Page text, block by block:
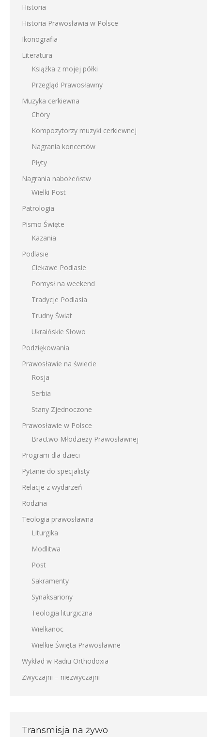
Historia
Historia Prawosławia w Polsce
Ikonografia
Literatura
Książka z mojej półki
Przegląd Prawosławny
Muzyka cerkiewna
Chóry
Kompozytorzy muzyki cerkiewnej
Nagrania koncertów
Płyty
Nagrania nabożeństw
Wielki Post
Patrologia
Pismo Święte
Kazania
Podlasie
Ciekawe Podlasie
Pomysł na weekend
Tradycje Podlasia
Trudny Świat
Ukraińskie Słowo
Podziękowania
Prawosławie na świecie
Rosja
Serbia
Stany Zjednoczone
Prawosławie w Polsce
Bractwo Młodzieży Prawosławnej
Program dla dzieci
Pytanie do specjalisty
Relacje z wydarzeń
Rodzina
Teologia prawosławna
Liturgika
Modlitwa
Post
Sakramenty
Synaksariony
Teologia liturgiczna
Wielkanoc
Wielkie Święta Prawosławne
Wykład w Radiu Orthodoxia
Zwyczajni – niezwyczajni
Transmisja na żywo